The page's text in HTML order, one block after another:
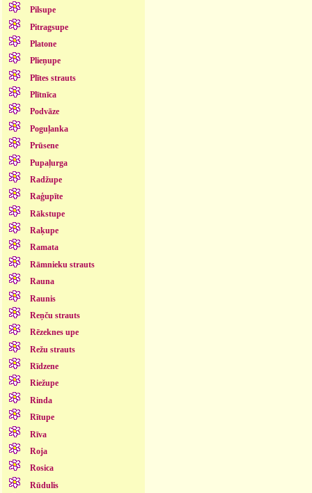
Pilsupe
Pitragsupe
Platone
Plieņupe
Plītes strauts
Plītnīca
Podvāze
Poguļanka
Prūsene
Pupaļurga
Radžupe
Raģupīte
Rākstupe
Raķupe
Ramata
Rāmnieku strauts
Rauna
Raunis
Reņču strauts
Rēzeknes upe
Režu strauts
Rīdzene
Riežupe
Rinda
Rītupe
Rīva
Roja
Rosica
Rūdulis